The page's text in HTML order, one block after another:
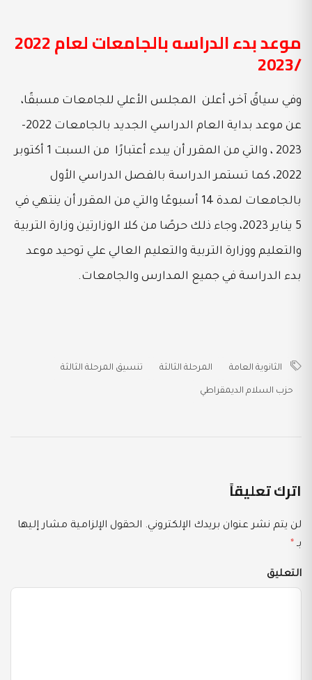
موعد بدء الدراسه بالجامعات لعام 2022
/2023
وفي سياقً آخر، أعلن المجلس الأعلي للجامعات مسبقًا،
عن موعد بداية العام الدراسي الجديد بالجامعات 2022-
2023 ، والتي من المقرر أن يبدء أعتبارًا من السبت 1 أكتوبر
2022، كما تستمر الدراسة بالفصل الدراسي الأول
بالجامعات لمدة 14 أسبوعًا والتي من المقرر أن ينتهي في
5 يناير 2023، وجاء ذلك حرصًا من كلا الوزارتين وزارة التربية
والتعليم ووزارة التربية والتعليم العالي علي توحيد موعد
بدء الدراسة في جميع المدارس والجامعات.
الثانوية العامة المرحلة الثالثة تنسيق المرحلة الثالثة
حزب السلام الديمقراطي
اترك تعليقاً
لن يتم نشر عنوان بريدك الإلكتروني. الحقول الإلزامية مشار إليها
بـ *
التعليق